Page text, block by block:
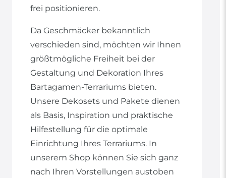
frei positionieren.
Da Geschmäcker bekanntlich
verschieden sind, möchten wir Ihnen
größtmögliche Freiheit bei der
Gestaltung und Dekoration Ihres
Bartagamen-Terrariums bieten.
Unsere Dekosets und Pakete dienen
als Basis, Inspiration und praktische
Hilfestellung für die optimale
Einrichtung Ihres Terrariums. In
unserem Shop können Sie sich ganz
nach Ihren Vorstellungen austoben